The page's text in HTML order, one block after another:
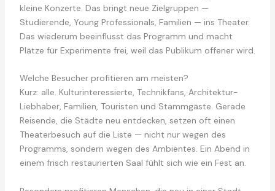
kleine Konzerte. Das bringt neue Zielgruppen —
Studierende, Young Professionals, Familien — ins Theater.
Das wiederum beeinflusst das Programm und macht
Plätze für Experimente frei, weil das Publikum offener wird.
Welche Besucher profitieren am meisten?
Kurz: alle. Kulturinteressierte, Technikfans, Architektur-
Liebhaber, Familien, Touristen und Stammgäste. Gerade
Reisende, die Städte neu entdecken, setzen oft einen
Theaterbesuch auf die Liste — nicht nur wegen des
Programms, sondern wegen des Ambientes. Ein Abend in
einem frisch restaurierten Saal fühlt sich wie ein Fest an.